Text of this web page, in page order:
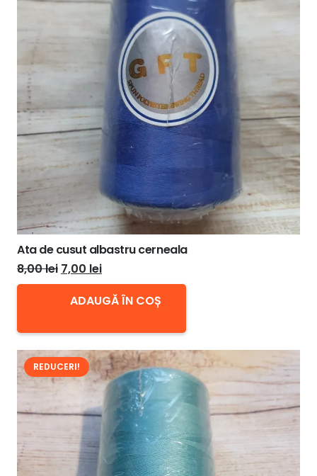
produsului.
Ata de cusut albastru cerneala
8,00lei Prețul
inițial
8,00 lei.
7,00 leiPrețul
curent
este:
ADAUGĂ ÎN COȘ
REDUCERI!